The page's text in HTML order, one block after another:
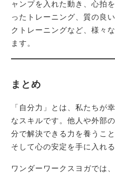
ャンプを入れた動き、心拍
ったトレーニング、質の良
クトレーニングなど、様々
ます。
まとめ
「自分力」とは、私たちが
なスキルです。他人や外部
分で解決できる力を養うこ
そして心の安定を手に入れ
ワンダーワークスヨガでは